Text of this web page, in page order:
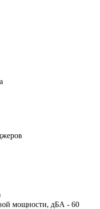
мощности, дБА - 60